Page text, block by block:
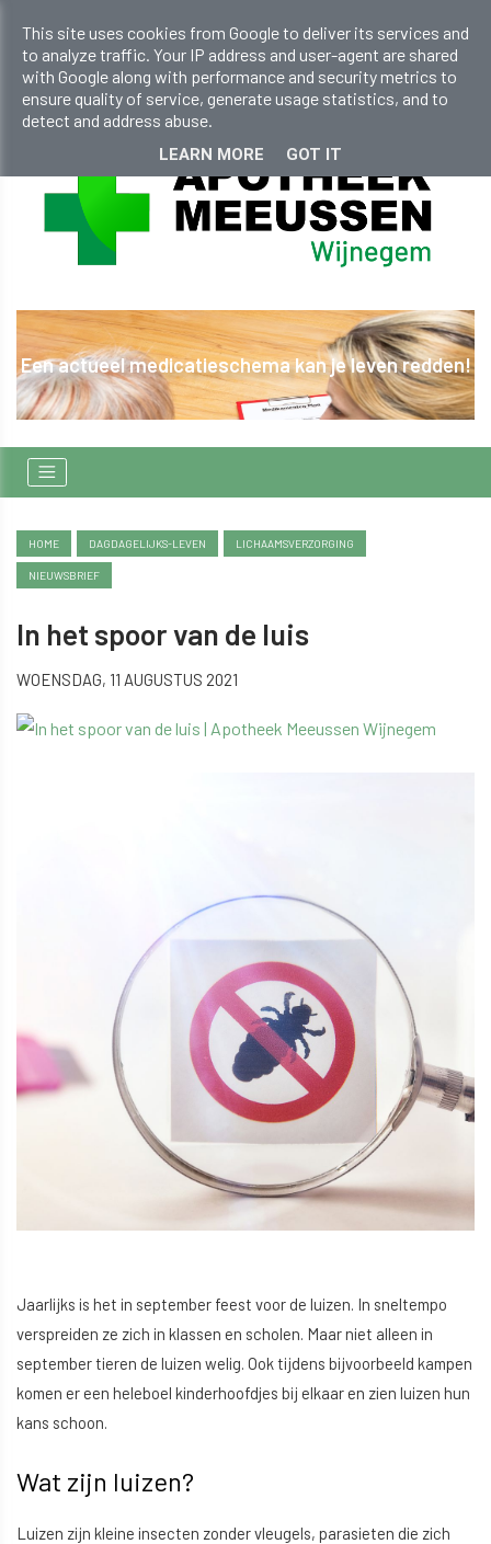
info@apotheekmeeussen.be
+32 (0)33 536 131
kan je leven redden! Actie op
HOME DAGDAGELIJKS-LEVEN LICHAAMSVERZORGING
NIEUWSBRIEF
In het spoor van de luis
WOENSDAG, 11 AUGUSTUS 2021
Jaarlijks is het in september feest voor de luizen. In sneltempo
verspreiden ze zich in klassen en scholen. Maar niet alleen in
september tieren de luizen welig. Ook tijdens bijvoorbeeld kampen
komen er een heleboel kinderhoofdjes bij elkaar en zien luizen hun
kans schoon.
Wat zijn luizen?
Luizen zijn kleine insecten zonder vleugels, parasieten die zich
This site uses cookies from Google to deliver its services and
to analyze traffic. Your IP address and user-agent are shared
with Google along with performance and security metrics to
ensure quality of service, generate usage statistics, and to
detect and address abuse.
LEARN MORE GOT IT